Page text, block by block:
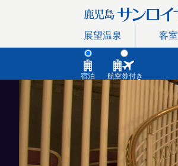
展望温泉 客室
宿泊 航空券付き